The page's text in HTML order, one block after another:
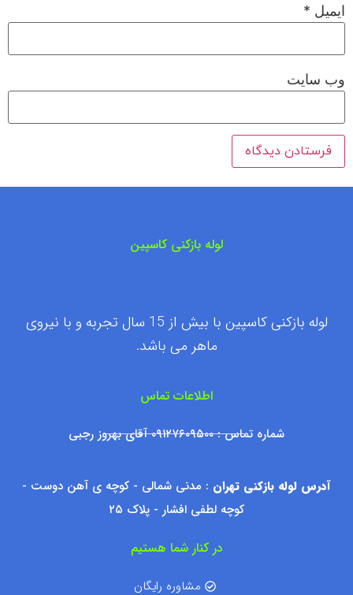
ایمیل *
وب‌ سایت
لوله بازکنی کاسپین
لوله بازکنی کاسپین با بیش از 15 سال تجربه و با نیروی
ماهر می باشد.
اطلاعات تماس
شماره تماس : ۰۹۱۲۷۶۰۹۵۰۰ آقای بهروز رجبی
آدرس لوله بازکنی تهران : مدنی شمالی - کوچه ی آهن دوست -
کوچه لطفی افشار - پلاک ۲۵
در کنار شما هستیم
مشاوره رایگان